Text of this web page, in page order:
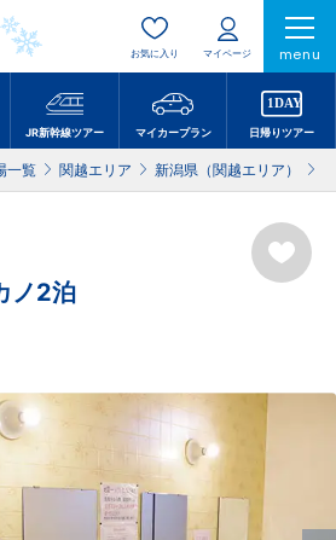
お気に入り マイページ menu
JR新幹線ツアー マイカープラン 日帰りツアー
一覧 関越エリア 新潟県（関越エリア）
ノ2泊